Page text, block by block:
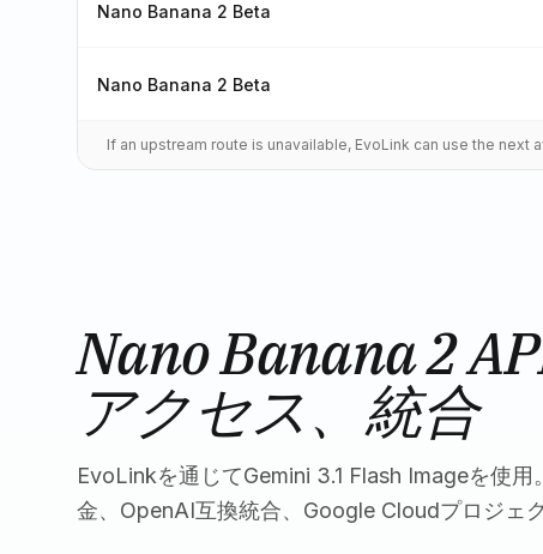
Nano Banana 2
アクセス、統合
EvoLinkを通じてGemini 3.1 Flash Imageを使用
金、OpenAI互換統合、Google Cloudプロジェ
Nano Banana 2 Beta
Nano Banana 2 Beta
If an upstream route is unavailable, EvoLink can use the